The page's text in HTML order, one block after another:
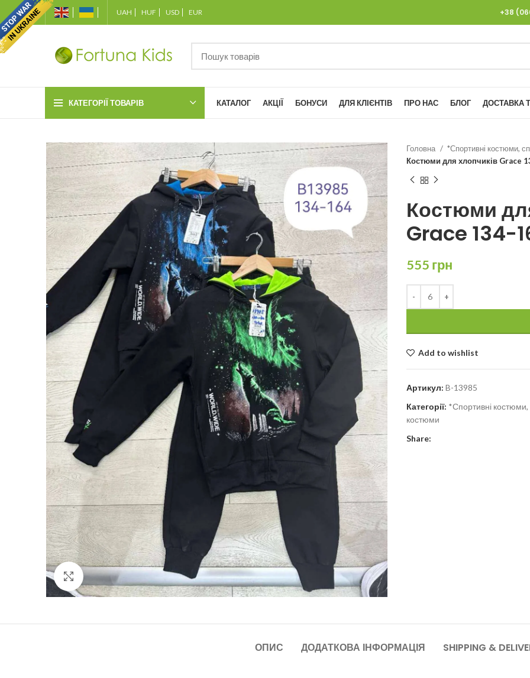
UAH HUF USD EUR +38
КАТЕГОРІЇ ТОВАРІВ КАТАЛОГ АКЦІЇ БОНУСИ ДЛЯ КЛІЄНТІВ ПРО НАС БЛОГ ДОСТАВКА
Click to enlarge
Головна
*Спортивні костюми,
Костюми для хлопчиків Grace
Костюми
Grace 134-
555 грн
Add to wishlist
Артикул: B-13985
Категорії: *Спортивні костюми,
костюми
Share:
ОПИС ДОДАТКОВА ІНФОРМАЦІЯ SHIPPING &